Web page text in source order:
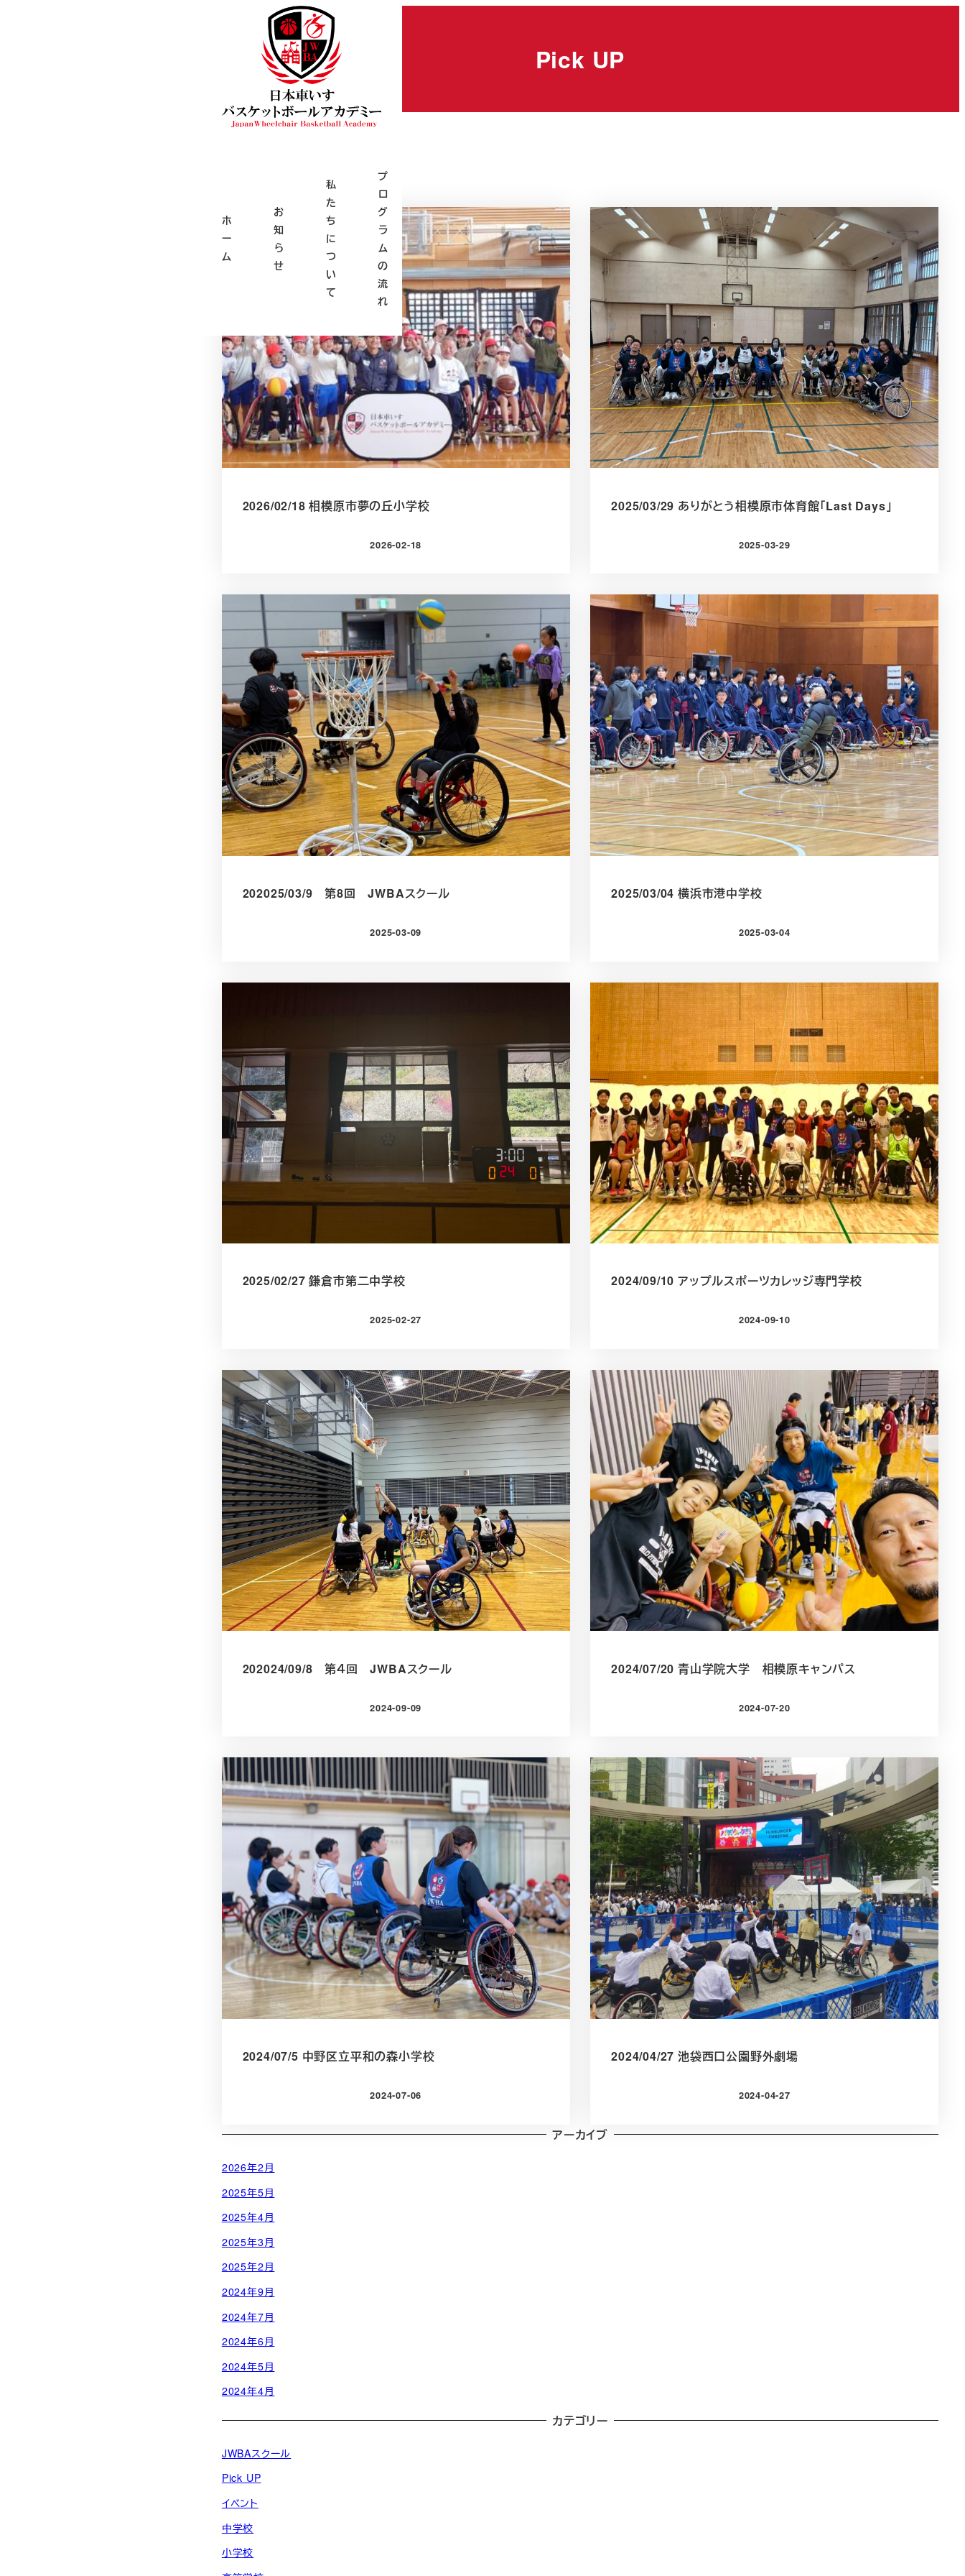
ホ
ー
ム
お
知
ら
せ
私
た
ち
に
つ
い
て
プ
ロ
グ
ラ
ム
の
流
れ
験
レ
ポ
ー
ト
ン
サ
ー
募
集
付
の
お
願
い
教
室
の
ご
内
問
い
合
わ
Pick UP
2026/02/18 相模原市夢の丘小学校
投稿日
2026-02-18
2025/03/29 ありがとう相模原市体育館「Last Days」
投稿日
2025-03-29
202025/03/9 第8回 JWBAスクール
投稿日
2025-03-09
2025/03/04 横浜市港中学校
投稿日
2025-03-04
2025/02/27 鎌倉市第二中学校
投稿日
2025-02-27
2024/09/10 アップルスポーツカレッジ専門学校
投稿日
2024-09-10
202024/09/8 第４回 JWBAスクール
投稿日
2024-09-09
2024/07/20 青山学院大学 相模原キャンパス
投稿日
2024-07-20
2024/07/5 中野区立平和の森小学校
投稿日
2024-07-06
2024/04/27 池袋西口公園野外劇場
投稿日
2024-04-27
アーカイブ
2026年2月
2025年5月
2025年4月
2025年3月
2025年2月
2024年9月
2024年7月
2024年6月
2024年5月
2024年4月
カテゴリー
JWBAスクール
Pick UP
イベント
中学校
小学校